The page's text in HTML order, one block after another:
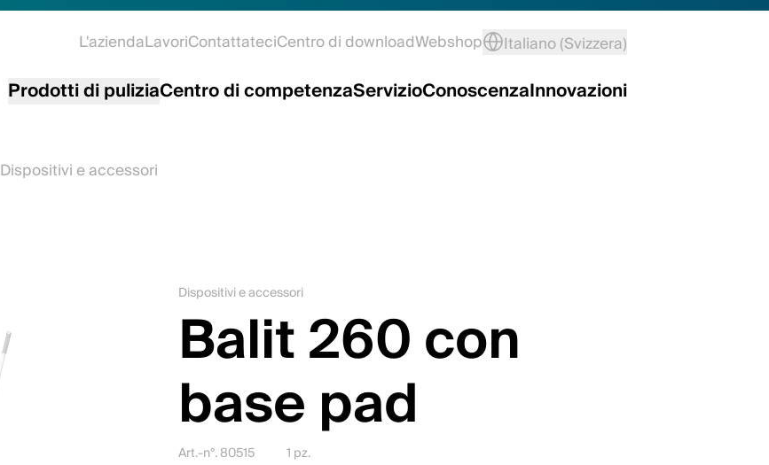
L'aziendaLavoriContattateciCentro di downloadWebshop Italiano (Svizzera)
Prodotti di puliziaCentro di competenzaServizioConoscenzaInnovazioni
Dispositivi e accessori
Dispositivi e accessori
Balit 260 con
base pad
Art.-n°. 80515 1 pz.